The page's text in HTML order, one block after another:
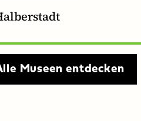
Museen entdecken